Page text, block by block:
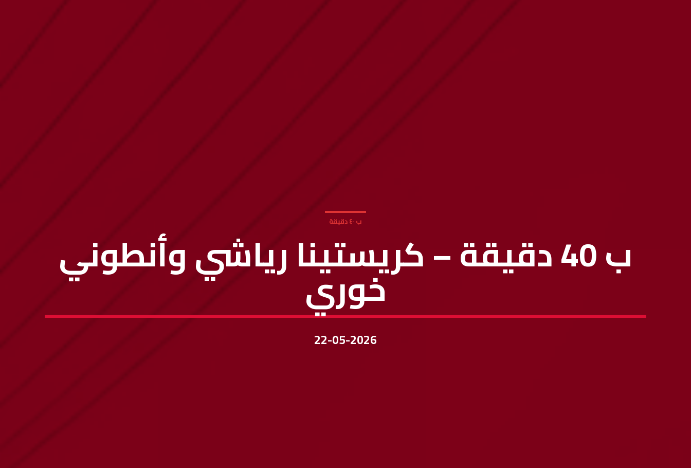
ب ٤٠ دقيقة
ب 40 دقيقة – كريستينا رياشي وأنطوني
خوري
22-05-2026